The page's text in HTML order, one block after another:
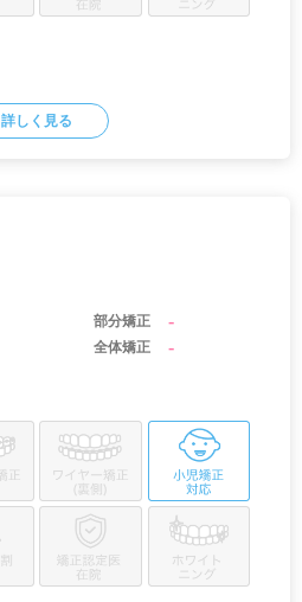
詳しく見る
部分矯正 -
全体矯正 -